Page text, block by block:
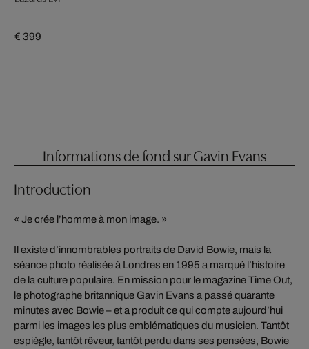
€ 399
Informations de fond sur Gavin Evans
Introduction
« Je crée l’homme à mon image. »
Il existe d’innombrables portraits de David Bowie, mais la
séance photo réalisée à Londres en 1995 a marqué l’histoire
de la culture populaire. En mission pour le magazine Time Out,
le photographe britannique Gavin Evans a passé quarante
minutes avec Bowie – et a produit ce qui compte aujourd’hui
parmi les images les plus emblématiques du musicien. Tantôt
espiègle, tantôt rêveur, tantôt perdu dans ses pensées, Bowie